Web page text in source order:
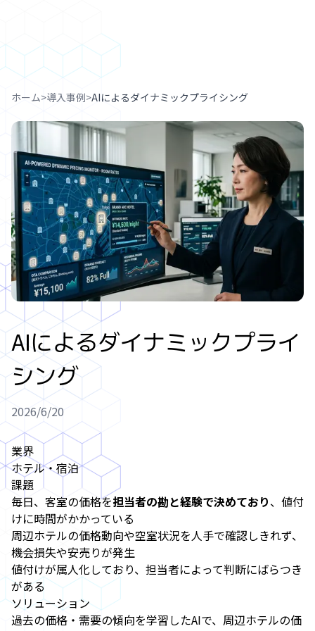
ホーム>導入事例>AIによるダイナミックプライシング
AIによるダイナミックプライ
シング
2026/6/20
業界
ホテル・宿泊
課題
毎日、客室の価格を担当者の勘と経験で決めており、値付
けに時間がかかっている
周辺ホテルの価格動向や空室状況を人手で確認しきれず、
機会損失や安売りが発生
値付けが属人化しており、担当者によって判断にばらつき
がある
ソリューション
過去の価格・需要の傾向を学習したAIで、周辺ホテルの価